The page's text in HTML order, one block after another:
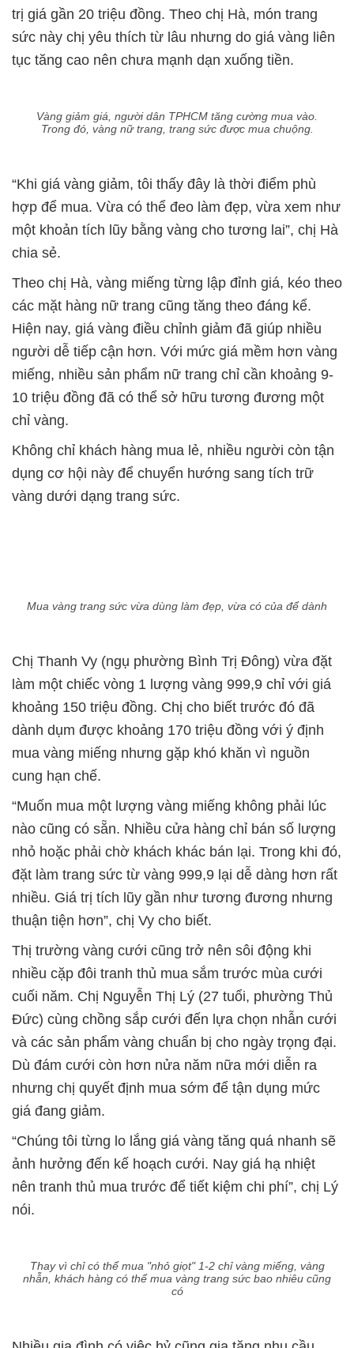
trị giá gần 20 triệu đồng. Theo chị Hà, món trang
sức này chị yêu thích từ lâu nhưng do giá vàng liên
tục tăng cao nên chưa mạnh dạn xuống tiền.
Vàng giảm giá, người dân TPHCM tăng cường mua vào.
Trong đó, vàng nữ trang, trang sức được mua chuộng.
“Khi giá vàng giảm, tôi thấy đây là thời điểm phù
hợp để mua. Vừa có thể đeo làm đẹp, vừa xem như
một khoản tích lũy bằng vàng cho tương lai”, chị Hà
chia sẻ.
Theo chị Hà, vàng miếng từng lập đỉnh giá, kéo theo
các mặt hàng nữ trang cũng tăng theo đáng kể.
Hiện nay, giá vàng điều chỉnh giảm đã giúp nhiều
người dễ tiếp cận hơn. Với mức giá mềm hơn vàng
miếng, nhiều sản phẩm nữ trang chỉ cần khoảng 9-
10 triệu đồng đã có thể sở hữu tương đương một
chỉ vàng.
Không chỉ khách hàng mua lẻ, nhiều người còn tận
dụng cơ hội này để chuyển hướng sang tích trữ
vàng dưới dạng trang sức.
Mua vàng trang sức vừa dùng làm đẹp, vừa có của để dành
Chị Thanh Vy (ngụ phường Bình Trị Đông) vừa đặt
làm một chiếc vòng 1 lượng vàng 999,9 chỉ với giá
khoảng 150 triệu đồng. Chị cho biết trước đó đã
dành dụm được khoảng 170 triệu đồng với ý định
mua vàng miếng nhưng gặp khó khăn vì nguồn
cung hạn chế.
“Muốn mua một lượng vàng miếng không phải lúc
nào cũng có sẵn. Nhiều cửa hàng chỉ bán số lượng
nhỏ hoặc phải chờ khách khác bán lại. Trong khi đó,
đặt làm trang sức từ vàng 999,9 lại dễ dàng hơn rất
nhiều. Giá trị tích lũy gần như tương đương nhưng
thuận tiện hơn”, chị Vy cho biết.
Thị trường vàng cưới cũng trở nên sôi động khi
nhiều cặp đôi tranh thủ mua sắm trước mùa cưới
cuối năm. Chị Nguyễn Thị Lý (27 tuổi, phường Thủ
Đức) cùng chồng sắp cưới đến lựa chọn nhẫn cưới
và các sản phẩm vàng chuẩn bị cho ngày trọng đại.
Dù đám cưới còn hơn nửa năm nữa mới diễn ra
nhưng chị quyết định mua sớm để tận dụng mức
giá đang giảm.
“Chúng tôi từng lo lắng giá vàng tăng quá nhanh sẽ
ảnh hưởng đến kế hoạch cưới. Nay giá hạ nhiệt
nên tranh thủ mua trước để tiết kiệm chi phí”, chị Lý
nói.
Thay vì chỉ có thể mua "nhỏ giọt" 1-2 chỉ vàng miếng, vàng
nhẫn, khách hàng có thể mua vàng trang sức bao nhiêu cũng
có